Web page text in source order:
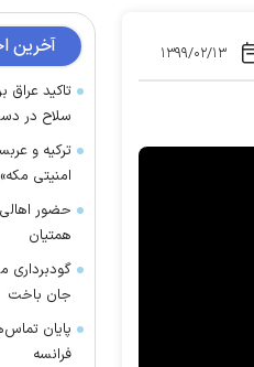
۱۳۹۹/۰۲/۱۳ آخرین
تاکید
سلاح در
ترکیه و
امنیتی
حضور
همتیان
گودبرداری
جان باخت
پایان
فرانسه